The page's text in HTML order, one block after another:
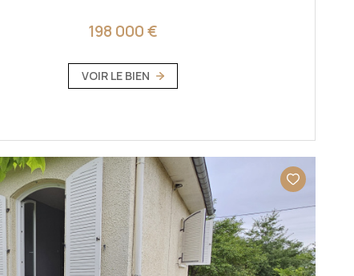
198 000 €
VOIR LE BIEN